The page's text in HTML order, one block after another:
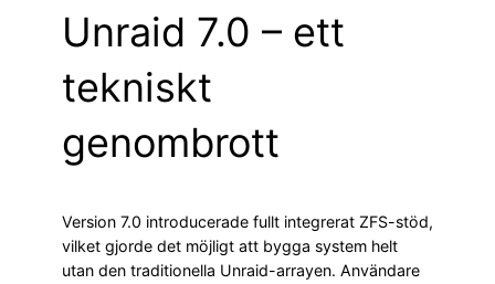
Unraid 7.0 – ett
tekniskt
genombrott
Version 7.0 introducerade fullt integrerat ZFS-stöd,
vilket gjorde det möjligt att bygga system helt
utan den traditionella Unraid-arrayen. Användare